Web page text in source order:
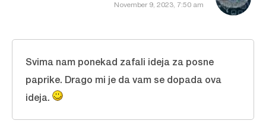
November 9, 2023, 7:50 am
Svima nam ponekad zafali ideja za posne
paprike. Drago mi je da vam se dopada ova
ideja.